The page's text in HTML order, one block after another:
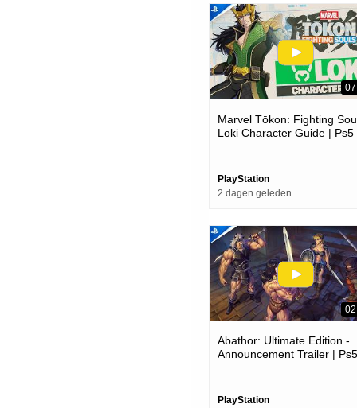
Marvel Tōkon: Fighting
Loki Character Guide | Ps5
PlayStation
2 dagen geleden
Abathor: Ultimate Edition -
Announcement Trailer | Ps5
PlayStation